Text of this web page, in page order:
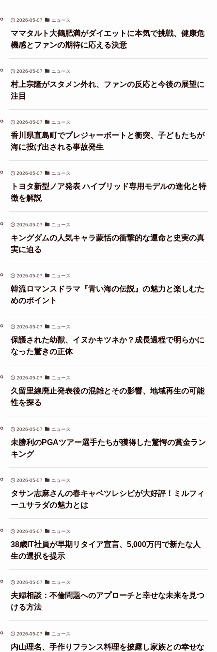
2026-05-07 ニュース
ママタルト大鶴肥満がダイエットに本気で挑戦、健康危
機感とファンの期待に応える決意
2026-05-07 ニュース
村上宗隆がスタメン外れ、ファンの反応と今後の展望に
注目
2026-05-07 ニュース
香川県直島町でプレジャーボートと衝突、子どもたちが
海に投げ出される事故発生
2026-05-07 ニュース
トヨタ新型ノア発表 ハイブリッド専用モデルの進化と特
徴を解説
2026-05-07 ニュース
キングダムの人気キャラ蒙恬の衝撃的な運命と史実の真
実に迫る
2026-05-07 ニュース
韓流ロマンスドラマ『青い海の伝説』の魅力と楽しむた
めのポイント
2026-05-07 ニュース
保護された幼獣、イヌかキツネか？成長過程で明らかに
なった驚きの正体
2026-05-07 ニュース
久留里線廃止発表後の混雑とその影響、地域再生の可能
性を探る
2026-05-07 ニュース
未勝利のPGAツアー選手たちが獲得した驚愕の賞金ラン
キング
2026-05-07 ニュース
タサン志麻さんの春キャベツレシピが大好評！ミルフィ
ーユサラダの魅力とは
2026-05-07 ニュース
38歳IT社員が早期リタイア宣言、5,000万円で新たな人
生の選択を提示
2026-05-07 ニュース
夫婦相談：不倫問題へのアプローチと幸せな未来を見つ
ける方法
2026-05-07 ニュース
内山理名、手作りフランス料理を披露し家族との幸せな